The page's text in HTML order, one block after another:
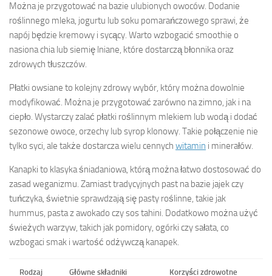
Można je przygotować na bazie ulubionych owoców. Dodanie
roślinnego mleka, jogurtu lub soku pomarańczowego sprawi, że
napój będzie kremowy i sycący. Warto wzbogacić smoothie o
nasiona chia lub siemię lniane, które dostarczą błonnika oraz
zdrowych tłuszczów.
Płatki owsiane to kolejny zdrowy wybór, który można dowolnie
modyfikować. Można je przygotować zarówno na zimno, jak i na
ciepło. Wystarczy zalać płatki roślinnym mlekiem lub wodą i dodać
sezonowe owoce, orzechy lub syrop klonowy. Takie połączenie nie
tylko syci, ale także dostarcza wielu cennych witamin i minerałów.
Kanapki to klasyka śniadaniowa, którą można łatwo dostosować do
zasad weganizmu. Zamiast tradycyjnych past na bazie jajek czy
tuńczyka, świetnie sprawdzają się pasty roślinne, takie jak
hummus, pasta z awokado czy sos tahini. Dodatkowo można użyć
świeżych warzyw, takich jak pomidory, ogórki czy sałata, co
wzbogaci smak i wartość odżywczą kanapek.
Rodzaj Główne składniki Korzyści zdrowotne